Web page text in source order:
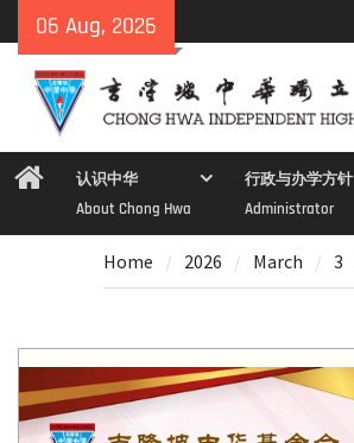
to
content
06 Aug, 2026
Home认识中华
About Chong Hwa
行政与办学方针
Administrator
Home 2026 March 3